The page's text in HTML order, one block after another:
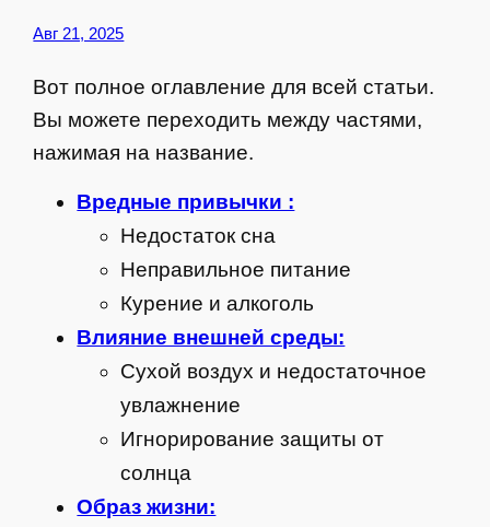
Авг 21, 2025
Вот полное оглавление для всей статьи.
Вы можете переходить между частями,
нажимая на название.
Вредные привычки :
Недостаток сна
Неправильное питание
Курение и алкоголь
Влияние внешней среды:
Сухой воздух и недостаточное
увлажнение
Игнорирование защиты от
солнца
Образ жизни: